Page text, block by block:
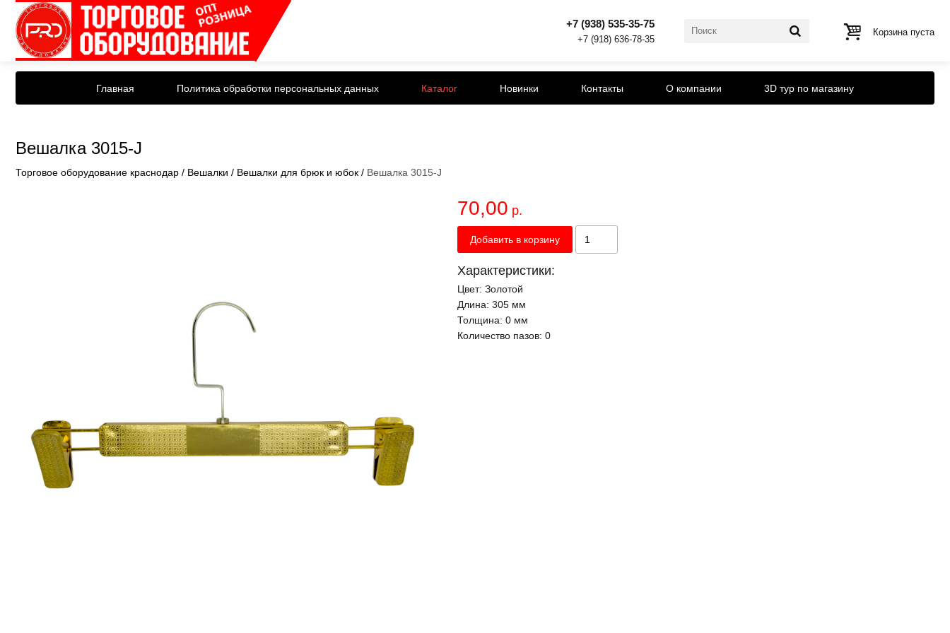
Корзина пуста
+7 (938) 535-35-75
+7 (918) 636-78-35
Главная Политика обработки персональных данных Каталог Новинки Контакты О компании 3D тур по магазину
Вешалка 3015-J
Торговое оборудование краснодар / Вешалки / Вешалки для брюк и юбок / Вешалка 3015-J
70,00 р.
Добавить в корзину
Характеристики:
Цвет: Золотой
Длина: 305 мм
Толщина: 0 мм
Количество пазов: 0